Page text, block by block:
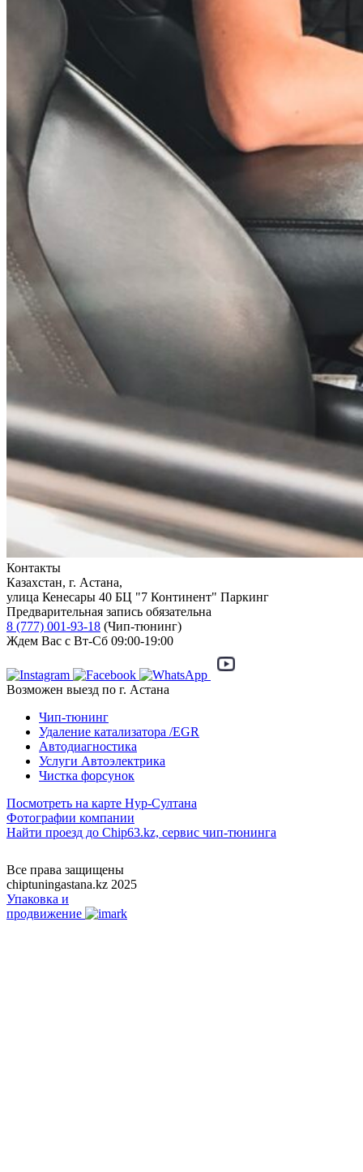
Контакты
Казахстан, г. Астана,
улица Кенесары 40 БЦ "7 Континент" Паркинг
Предварительная запись обязательна
8 (777) 001-93-18 (Чип-тюнинг)
Ждем Вас с Вт-Сб 09:00-19:00
Возможен выезд по г. Астана
Чип-тюнинг
Удаление катализатора /EGR
Автодиагностика
Услуги Автоэлектрика
Чистка форсунок
Посмотреть на карте Нур-Султана
Фотографии компании
Найти проезд до Chip63.kz, сервис чип-тюнинга
Все права защищены
chiptuningastana.kz 2025
Упаковка и
продвижение